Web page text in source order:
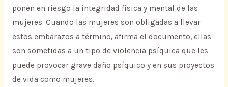
ponen en riesgo la integridad física y mental de las
mujeres. Cuando las mujeres son obligadas a llevar
estos embarazos a término, afirma el documento, ellas
son sometidas a un tipo de violencia psíquica que les
puede provocar grave daño psíquico y en sus proyectos
de vida como mujeres.